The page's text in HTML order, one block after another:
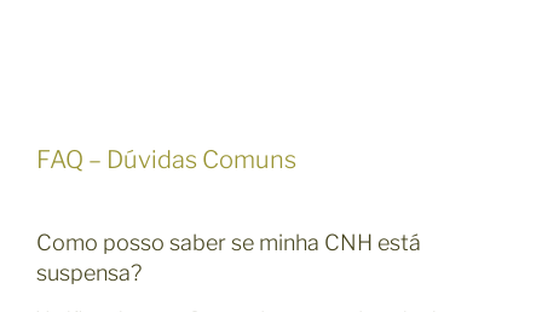
FAQ – Dúvidas Comuns
Como posso saber se minha CNH está
suspensa?